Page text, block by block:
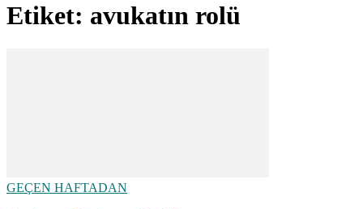
Etiket: avukatın rolü
GEÇEN HAFTADAN